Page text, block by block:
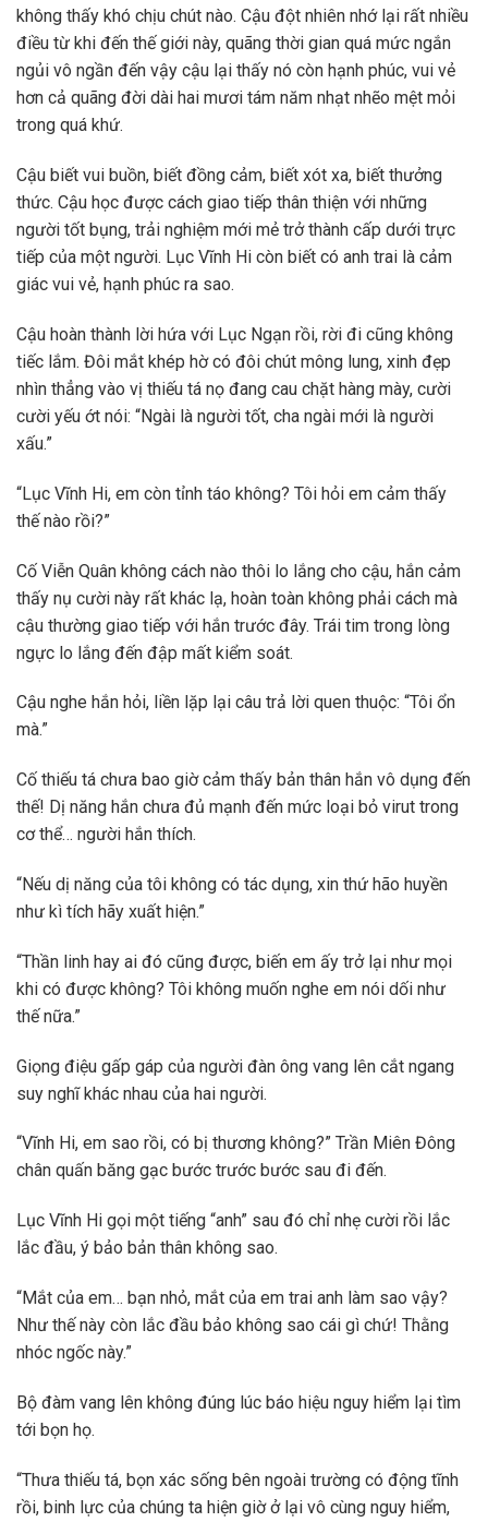
không thấy khó chịu chút nào. Cậu đột nhiên nhớ lại rất nhiều
điều từ khi đến thế giới này, quãng thời gian quá mức ngắn
ngủi vô ngần đến vậy cậu lại thấy nó còn hạnh phúc, vui vẻ
hơn cả quãng đời dài hai mươi tám năm nhạt nhẽo mệt mỏi
trong quá khứ.
Cậu biết vui buồn, biết đồng cảm, biết xót xa, biết thưởng
thức. Cậu học được cách giao tiếp thân thiện với những
người tốt bụng, trải nghiệm mới mẻ trở thành cấp dưới trực
tiếp của một người. Lục Vĩnh Hi còn biết có anh trai là cảm
giác vui vẻ, hạnh phúc ra sao.
Cậu hoàn thành lời hứa với Lục Ngạn rồi, rời đi cũng không
tiếc lắm. Đôi mắt khép hờ có đôi chút mông lung, xinh đẹp
nhìn thẳng vào vị thiếu tá nọ đang cau chặt hàng mày, cười
cười yếu ớt nói: “Ngài là người tốt, cha ngài mới là người
xấu.”
“Lục Vĩnh Hi, em còn tỉnh táo không? Tôi hỏi em cảm thấy
thế nào rồi?”
Cố Viễn Quân không cách nào thôi lo lắng cho cậu, hắn cảm
thấy nụ cười này rất khác lạ, hoàn toàn không phải cách mà
cậu thường giao tiếp với hắn trước đây. Trái tim trong lòng
ngực lo lắng đến đập mất kiểm soát.
Cậu nghe hắn hỏi, liền lặp lại câu trả lời quen thuộc: “Tôi ổn
mà.”
Cố thiếu tá chưa bao giờ cảm thấy bản thân hắn vô dụng đến
thế! Dị năng hắn chưa đủ mạnh đến mức loại bỏ virut trong
cơ thể… người hắn thích.
“Nếu dị năng của tôi không có tác dụng, xin thứ hão huyền
như kì tích hãy xuất hiện.”
“Thần linh hay ai đó cũng được, biến em ấy trở lại như mọi
khi có được không? Tôi không muốn nghe em nói dối như
thế nữa.”
Giọng điệu gấp gáp của người đàn ông vang lên cắt ngang
suy nghĩ khác nhau của hai người.
“Vĩnh Hi, em sao rồi, có bị thương không?” Trần Miên Đông
chân quấn băng gạc bước trước bước sau đi đến.
Lục Vĩnh Hi gọi một tiếng “anh” sau đó chỉ nhẹ cười rồi lắc
lắc đầu, ý bảo bản thân không sao.
“Mắt của em… bạn nhỏ, mắt của em trai anh làm sao vậy?
Như thế này còn lắc đầu bảo không sao cái gì chứ! Thằng
nhóc ngốc này.”
Bộ đàm vang lên không đúng lúc báo hiệu nguy hiểm lại tìm
tới bọn họ.
“Thưa thiếu tá, bọn xác sống bên ngoài trường có động tĩnh
rồi, binh lực của chúng ta hiện giờ ở lại vô cùng nguy hiểm,